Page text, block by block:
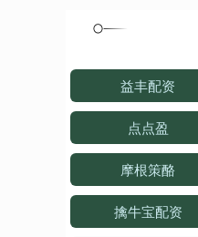
益丰配资
点点盈
摩根策酪
擒牛宝配资